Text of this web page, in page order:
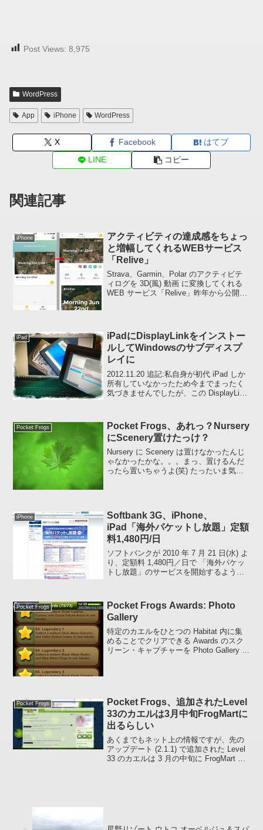
Post Views: 8,975
WordPress
App iPhone WordPress
X Facebook
はてブ
LINE
コピー
関連記事
iPhone
アクティビティの達成感をちょっ
と増幅してくれるWEBサービス
「Relive」
Strava、Garmin、Polar のアクティビテ
ィログを 3D(風) 動画 に変換してくれる
WEB サービス「Relive」昨年から公開さ
iPad
iPadにDisplayLinkをインストー
ルしてWindowsのサブディスプ
レイに
2012.11.20 追記:私自身が初代 iPad しか
所有していなかったため今までまったく
気づきませんでしたが、この DisplayLink
て、App St...
Pocket Frogs
Pocket Frogs、あれっ？Nursery
にScenery置けたっけ？
Nursery に Scenery は置けなかったんじ
ゃなかったかな。。。まっ、置けるんだ
ったら置いちゃうよ(笑) たったいま気づ
iPhone
Softbank 3G、iPhone、
iPad「海外パケットし放題」定額
料1,480円/日
ソフトバンクが 2010 年 7 月 21 日(水) よ
り、定額料 1,480円／日で 「海外パケッ
トし放題」のサービスを開始するようで
Pocket Frogs
Pocket Frogs Awards: Photo
Gallery
特定のカエルをひとつの Habitat 内に集
めることでクリアできる Awards のスク
リーン・キャプチャーを Photo Gallery と
Pocket Frogs
Pocket Frogs、追加されたLevel
33のカエルは3月中旬FrogMartに
出るらしい
あくまでもネット上の情報ですが、先の
アップデート (2.1.1) で追加された Level
33 のカエルは 3 月の中旬に FrogMart に